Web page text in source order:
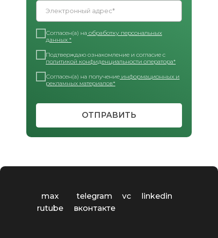
Электронный адрес*
Согласен(а) на обработку персональных
данных *
Подтверждаю ознакомление и согласие с
политикой конфиденциальности оператора*
Согласен(а) на получение информационных и
рекламных материалов*
ОТПРАВИТЬ
max telegram vc
linkedin
rutube
вконтакте